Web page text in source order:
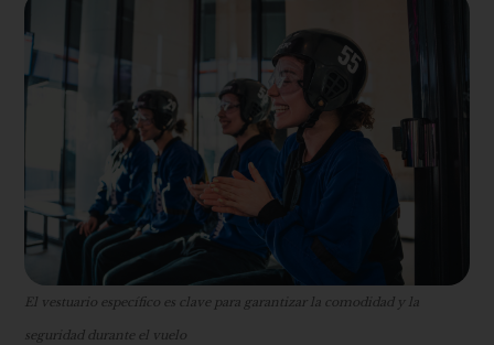
El vestuario específico es clave para garantizar la comodidad y la
seguridad durante el vuelo